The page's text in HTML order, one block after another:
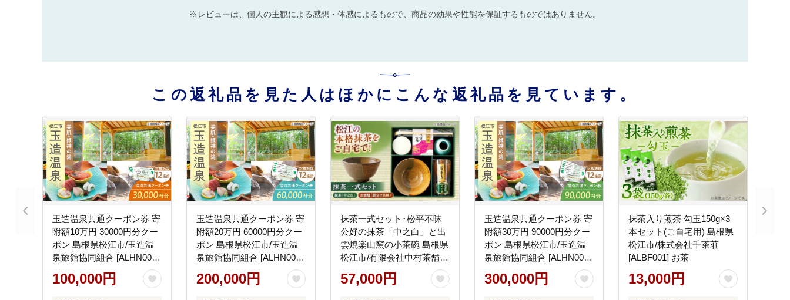
※レビューは、個人の主観による感想・体感によるもので、商品の効果や性能を保証するものではありません。
この返礼品を見た人はほかにこんな返礼品を見ています。
玉造温泉共通クーポン券 寄
附額10万円 30000円分クー
ポン 島根県松江市/玉造温
泉旅館協同組合 [ALHN002]
宿泊クーポン
100,000円
玉造温泉共通クーポン券 寄
附額20万円 60000円分クー
ポン 島根県松江市/玉造温
泉旅館協同組合 [ALHN003]
宿泊クーポン
200,000円
抹茶一式セット･松平不昧
公好の抹茶「中之白」と出
雲焼楽山窯の小茶碗 島根県
松江市/有限会社中村茶舗
[ALBP002] お茶
57,000円
玉造温泉共通クーポン券 寄
附額30万円 90000円分クー
ポン 島根県松江市/玉造温
泉旅館協同組合 [ALHN004]
宿泊クーポン
300,000円
抹茶入り煎茶 勾玉150g×3
本セット(ご自宅用) 島根県
松江市/株式会社千茶荘
[ALBF001] お茶
13,000円